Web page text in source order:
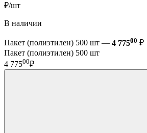
₽/шт
В наличии
Пакет (полиэтилен) 500 шт — 4 77500 ₽
Пакет (полиэтилен) 500 шт
4 77500₽